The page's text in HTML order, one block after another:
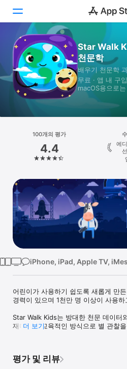
투데이
게임
앱
Arcade
검색
플랫폼
iPad
Mac
Vision
Watch
TV
Star Walk
천문학
배우기 천문학
무료 · 앱 내 구
macOS⁠용으로
100개의 평가
4.4
에
iPhone, iPad, Apple TV,
어린이가 사용하기 쉽도록 새롭게 만
경력이 있으며 1천만 명 이상이 사용하
Star Walk Kids는 방대한 천문 데이터
재미있고 교육적인 방식으로 별 관찰
자이로스코프를 사용하여 내 움직임을
더 보기
평가 및 리뷰